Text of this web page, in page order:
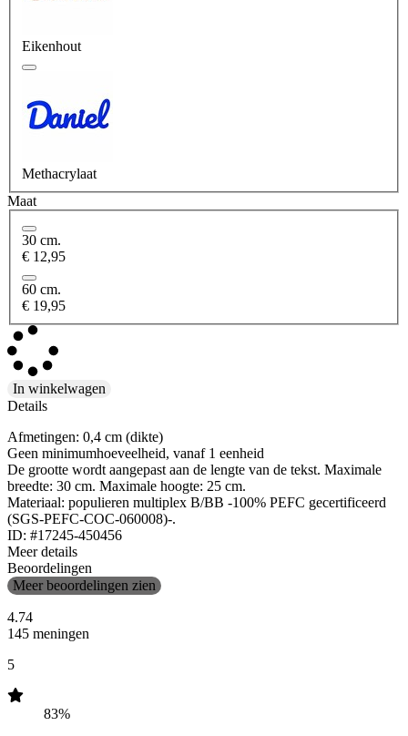
Eikenhout
Methacrylaat
Maat
30 cm.
€ 12,95
60 cm.
€ 19,95
In winkelwagen
Details
Afmetingen: 0,4 cm (dikte)
Geen minimumhoeveelheid, vanaf 1 eenheid
De grootte wordt aangepast aan de lengte van de tekst. Maximale
breedte: 30 cm. Maximale hoogte: 25 cm.
Materiaal: populieren multiplex B/BB -100% PEFC gecertificeerd
(SGS-PEFC-COC-060008)-.
ID: #17245-450456
Meer details
Beoordelingen
Meer beoordelingen zien
4.74
145 meningen
5
83%